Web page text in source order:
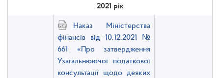
2021 рік
Наказ Міністерства
фінансів від 10.12.2021 №
661 «Про затвердження
Узагальнюючої податкової
консультації щодо деяких